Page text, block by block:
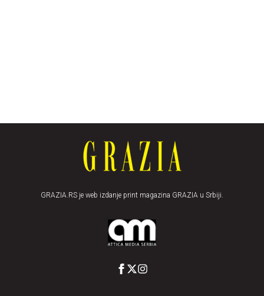
GRAZIA.RS je web izdanje print magazina GRAZIA u Srbiji.